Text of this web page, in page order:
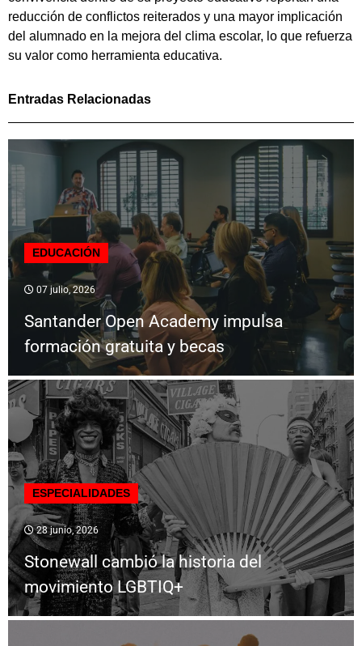
reducción de conflictos reiterados y una mayor implicación
del alumnado en la mejora del clima escolar, lo que refuerza
su valor como herramienta educativa.
Entradas Relacionadas
EDUCACIÓN
07 julio, 2026
Santander Open Academy impulsa
formación gratuita y becas
ESPECIALIDADES
28 junio, 2026
Stonewall cambió la historia del
movimiento LGBTIQ+